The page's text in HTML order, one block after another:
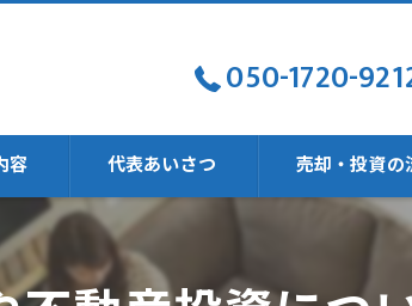
050-1720-
容 代表あいさつ 売却・投資の